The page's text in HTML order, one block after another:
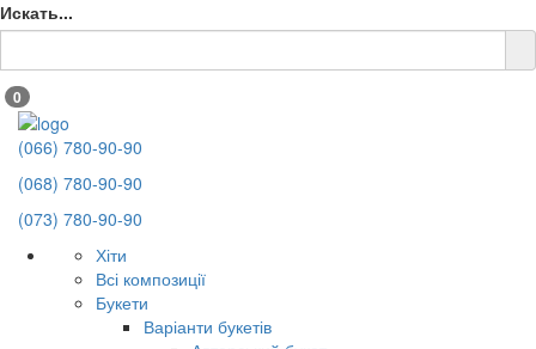
Искать...
0
(066) 780-90-90
(068) 780-90-90
(073) 780-90-90
Хіти
Всі композиції
Букети
Варіанти букетів